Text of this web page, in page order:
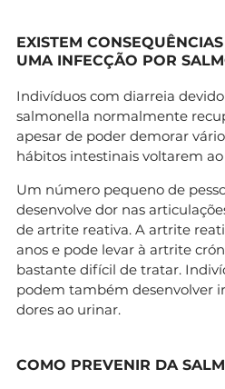
EXISTEM
UMA INFECÇÃO POR
Indivíduos com diarreia
salmonella normalmente
apesar de poder demorar
hábitos intestinais voltarem
Um número pequeno de
desenvolve dor nas
de artrite reativa. A artrite
anos e pode levar à artrite
bastante difícil de tratar.
podem também desenvolver
dores ao urinar.
COMO PREVENIR DA